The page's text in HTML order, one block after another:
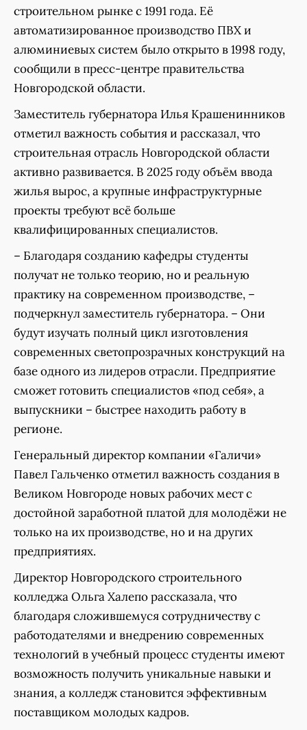
строительном рынке с 1991 года. Её
автоматизированное производство ПВХ и
алюминиевых систем было открыто в 1998 году,
сообщили в пресс-центре правительства
Новгородской области.
Заместитель губернатора Илья Крашенинников
отметил важность события и рассказал, что
строительная отрасль Новгородской области
активно развивается. В 2025 году объём ввода
жилья вырос, а крупные инфраструктурные
проекты требуют всё больше
квалифицированных специалистов.
– Благодаря созданию кафедры студенты
получат не только теорию, но и реальную
практику на современном производстве, –
подчеркнул заместитель губернатора. – Они
будут изучать полный цикл изготовления
современных светопрозрачных конструкций на
базе одного из лидеров отрасли. Предприятие
сможет готовить специалистов «под себя», а
выпускники – быстрее находить работу в
регионе.
Генеральный директор компании «Галичи»
Павел Гальченко отметил важность создания в
Великом Новгороде новых рабочих мест с
достойной заработной платой для молодёжи не
только на их производстве, но и на других
предприятиях.
Директор Новгородского строительного
колледжа Ольга Халепо рассказала, что
благодаря сложившемуся сотрудничеству с
работодателями и внедрению современных
технологий в учебный процесс студенты имеют
возможность получить уникальные навыки и
знания, а колледж становится эффективным
поставщиком молодых кадров.